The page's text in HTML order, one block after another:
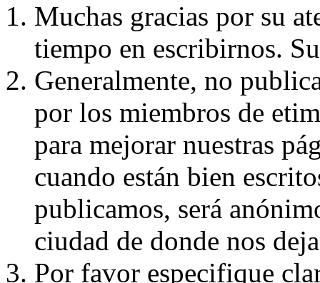
Muchas gracias por su
tiempo en escribirnos.
Generalmente, no
por los miembros de
para mejorar nuestras
cuando están bien
publicamos, será
ciudad de donde nos
Por favor especifique